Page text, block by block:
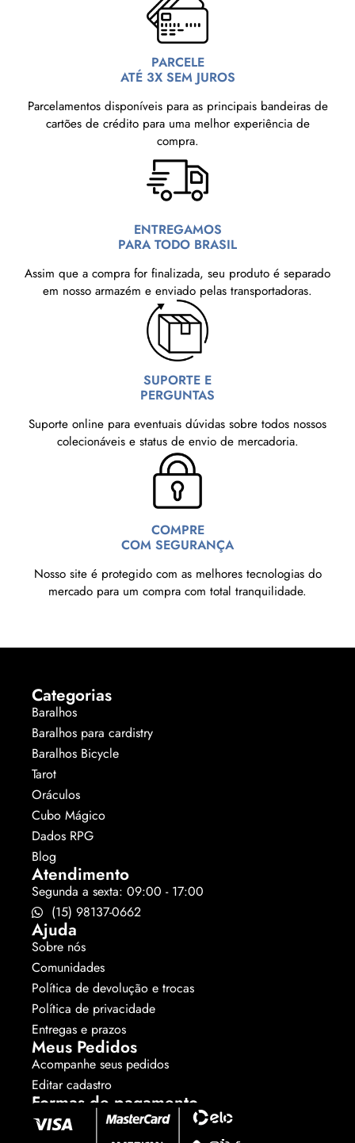
PARCELE
ATÉ 3X SEM JUROS
Parcelamentos disponíveis para as principais bandeiras de
cartões de crédito para uma melhor experiência de
compra.
ENTREGAMOS
PARA TODO BRASIL
Assim que a compra for finalizada, seu produto é separado
em nosso armazém e enviado pelas transportadoras.
SUPORTE E
PERGUNTAS
Suporte online para eventuais dúvidas sobre todos nossos
colecionáveis e status de envio de mercadoria.
COMPRE
COM SEGURANÇA
Nosso site é protegido com as melhores tecnologias do
mercado para um compra com total tranquilidade.
Categorias
Baralhos
Baralhos para cardistry
Baralhos Bicycle
Tarot
Oráculos
Cubo Mágico
Dados RPG
Blog
Atendimento
Segunda a sexta: 09:00 - 17:00
(15) 98137-0662
Ajuda
Sobre nós
Comunidades
Política de devolução e trocas
Política de privacidade
Entregas e prazos
Meus Pedidos
Acompanhe seus pedidos
Editar cadastro
Formas de pagamento